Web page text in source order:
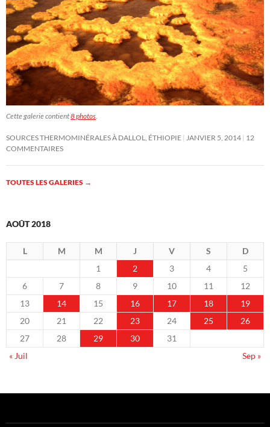
Cette galerie contient8 photos.
SOURCES THERMOMINÉRALES À DALLOL, ÉTHIOPIE JANVIER 5, 2014 12
COMMENTAIRES
TOUTES LES GALERIES →
AOÛT 2018
L M M J V S
D
1
2 3 4
5
6
7 8 9 10 11
12
13
14 15 16 17 18
19
20
21 22 23 24 25
26
27
28 29 30
31
« Juil
Sep »